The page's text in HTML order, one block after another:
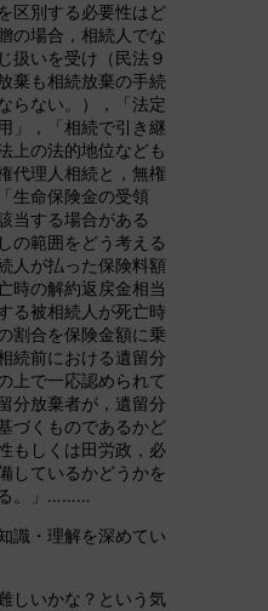
区別する必要性はど
の場合，相続人でな
扱いを受け（民法９
棄も相続放棄の手続
らない。），「法定
」，「相続で引き継
上の法的地位なども
代理人相続と，無権
生命保険金の受領
当する場合がある
の範囲をどう考える
人が払った保険料額
時の解約返戻金相当
る被相続人が死亡時
割合を保険金額に乗
続前における遺留分
上で一応認められて
分放棄者が，遺留分
づくものであるかど
もしくは田労政，必
しているかどうかを
る。」………
識・理解を深めてい
しいかな？という気